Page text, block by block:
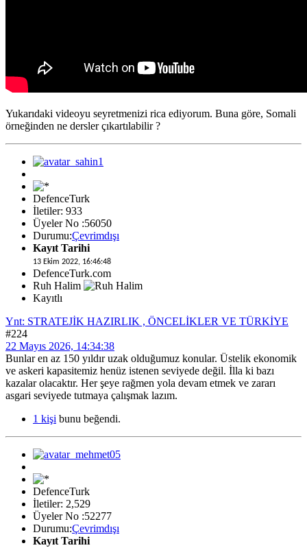
Yukarıdaki videoyu seyretmenizi rica ediyorum. Buna göre, Somali
örneğinden ne dersler çıkartılabilir ?
DefenceTurk
İletiler: 933
Üyeler No :56050
Durumu:Çevrimdışı
Kayıt Tarihi
13 Ekim 2022, 16:46:48
DefenceTurk.com
Ruh Halim
Kayıtlı
Ynt: STRATEJİK HAZIRLIK , ÖNCELİKLER VE TÜRKİYE
#224
22 Mayıs 2026, 14:34:38
Bunlar en az 150 yıldır uzak olduğumuz konular. Üstelik ekonomik
ve askeri kapasitemiz henüz istenen seviyede değil. İlla ki bazı
kazalar olacaktır. Her şeye rağmen yola devam etmek ve zararı
asgari seviyede tutmaya çalışmak lazım.
1 kişi bunu beğendi.
DefenceTurk
İletiler: 2,529
Üyeler No :52277
Durumu:Çevrimdışı
Kayıt Tarihi